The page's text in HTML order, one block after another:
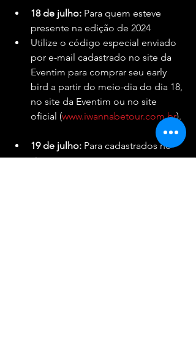
18 de julho: Para quem esteve
presente na edição de 2024
Utilize o código especial enviado
por e-mail cadastrado no site da
Eventim para comprar seu early
bird a partir do meio-dia do dia 18,
no site da Eventim ou no site
oficial (www.iwannabetour.com.br).
19 de julho: Para cadastrados no
site